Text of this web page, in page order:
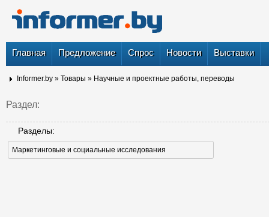
Главная Предложение Спрос Новости Выставки
Informer.by » Товары » Научные и проектные работы, переводы
Раздел:
Разделы:
Маркетинговые и социальные исследования